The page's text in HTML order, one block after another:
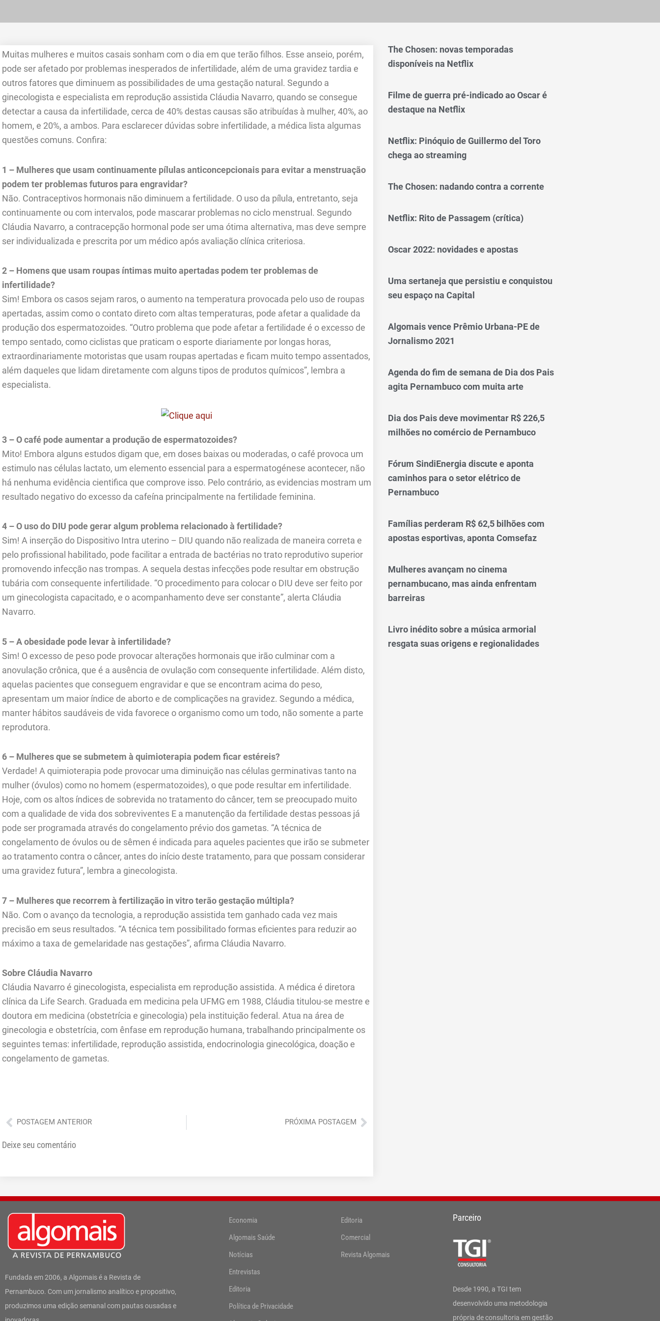
Muitas mulheres e muitos casais sonham com o dia em que terão filhos. Esse anseio, porém,
pode ser afetado por problemas inesperados de infertilidade, além de uma gravidez tardia e
outros fatores que diminuem as possibilidades de uma gestação natural. Segundo a
ginecologista e especialista em reprodução assistida Cláudia Navarro, quando se consegue
detectar a causa da infertilidade, cerca de 40% destas causas são atribuídas à mulher, 40%, ao
homem, e 20%, a ambos. Para esclarecer dúvidas sobre infertilidade, a médica lista algumas
questões comuns. Confira:
1 – Mulheres que usam continuamente pílulas anticoncepcionais para evitar a menstruação
podem ter problemas futuros para engravidar?
Não. Contraceptivos hormonais não diminuem a fertilidade. O uso da pílula, entretanto, seja
continuamente ou com intervalos, pode mascarar problemas no ciclo menstrual. Segundo
Cláudia Navarro, a contracepção hormonal pode ser uma ótima alternativa, mas deve sempre
ser individualizada e prescrita por um médico após avaliação clínica criteriosa.
2 – Homens que usam roupas íntimas muito apertadas podem ter problemas de
infertilidade?
Sim! Embora os casos sejam raros, o aumento na temperatura provocada pelo uso de roupas
apertadas, assim como o contato direto com altas temperaturas, pode afetar a qualidade da
produção dos espermatozoides. “Outro problema que pode afetar a fertilidade é o excesso de
tempo sentado, como ciclistas que praticam o esporte diariamente por longas horas,
extraordinariamente motoristas que usam roupas apertadas e ficam muito tempo assentados,
além daqueles que lidam diretamente com alguns tipos de produtos químicos”, lembra a
especialista.
3 – O café pode aumentar a produção de espermatozoides?
Mito! Embora alguns estudos digam que, em doses baixas ou moderadas, o café provoca um
estimulo nas células lactato, um elemento essencial para a espermatogénese acontecer, não
há nenhuma evidência cientifica que comprove isso. Pelo contrário, as evidencias mostram um
resultado negativo do excesso da cafeína principalmente na fertilidade feminina.
4 – O uso do DIU pode gerar algum problema relacionado à fertilidade?
Sim! A inserção do Dispositivo Intra uterino – DIU quando não realizada de maneira correta e
pelo profissional habilitado, pode facilitar a entrada de bactérias no trato reprodutivo superior
promovendo infecção nas trompas. A sequela destas infecções pode resultar em obstrução
tubária com consequente infertilidade. “O procedimento para colocar o DIU deve ser feito por
um ginecologista capacitado, e o acompanhamento deve ser constante”, alerta Cláudia
Navarro.
5 – A obesidade pode levar à infertilidade?
Sim! O excesso de peso pode provocar alterações hormonais que irão culminar com a
anovulação crônica, que é a ausência de ovulação com consequente infertilidade. Além disto,
aquelas pacientes que conseguem engravidar e que se encontram acima do peso,
apresentam um maior índice de aborto e de complicações na gravidez. Segundo a médica,
manter hábitos saudáveis de vida favorece o organismo como um todo, não somente a parte
reprodutora.
6 – Mulheres que se submetem à quimioterapia podem ficar estéreis?
Verdade! A quimioterapia pode provocar uma diminuição nas células germinativas tanto na
mulher (óvulos) como no homem (espermatozoides), o que pode resultar em infertilidade.
Hoje, com os altos índices de sobrevida no tratamento do câncer, tem se preocupado muito
com a qualidade de vida dos sobreviventes E a manutenção da fertilidade destas pessoas já
pode ser programada através do congelamento prévio dos gametas. “A técnica de
congelamento de óvulos ou de sêmen é indicada para aqueles pacientes que irão se submeter
ao tratamento contra o câncer, antes do início deste tratamento, para que possam considerar
uma gravidez futura”, lembra a ginecologista.
7 – Mulheres que recorrem à fertilização in vitro terão gestação múltipla?
Não. Com o avanço da tecnologia, a reprodução assistida tem ganhado cada vez mais
precisão em seus resultados. “A técnica tem possibilitado formas eficientes para reduzir ao
máximo a taxa de gemelaridade nas gestações”, afirma Cláudia Navarro.
Sobre Cláudia Navarro
Cláudia Navarro é ginecologista, especialista em reprodução assistida. A médica é diretora
clínica da Life Search. Graduada em medicina pela UFMG em 1988, Cláudia titulou-se mestre e
doutora em medicina (obstetrícia e ginecologia) pela instituição federal. Atua na área de
ginecologia e obstetrícia, com ênfase em reprodução humana, trabalhando principalmente os
seguintes temas: infertilidade, reprodução assistida, endocrinologia ginecológica, doação e
congelamento de gametas.
Anterior
POSTAGEM ANTERIOR PRÓXIMA POSTAGEMPróximo
Deixe seu comentário
The Chosen: novas temporadas
disponíveis na Netflix
Filme de guerra pré-indicado ao Oscar é
destaque na Netflix
Netflix: Pinóquio de Guillermo del Toro
chega ao streaming
The Chosen: nadando contra a corrente
Netflix: Rito de Passagem (crítica)
Oscar 2022: novidades e apostas
Uma sertaneja que persistiu e conquistou
seu espaço na Capital
Algomais vence Prêmio Urbana-PE de
Jornalismo 2021
Agenda do fim de semana de Dia dos Pais
agita Pernambuco com muita arte
Dia dos Pais deve movimentar R$ 226,5
milhões no comércio de Pernambuco
Fórum SindiEnergia discute e aponta
caminhos para o setor elétrico de
Pernambuco
Famílias perderam R$ 62,5 bilhões com
apostas esportivas, aponta Comsefaz
Mulheres avançam no cinema
pernambucano, mas ainda enfrentam
barreiras
Livro inédito sobre a música armorial
resgata suas origens e regionalidades
Fundada em 2006, a Algomais é a Revista de
Pernambuco. Com um jornalismo analítico e propositivo,
produzimos uma edição semanal com pautas ousadas e
Economia
Algomais Saúde
Notícias
Entrevistas
Editoria
Política de Privacidade
Editoria
Comercial
Revista Algomais
Parceiro
Desde 1990, a TGI tem
desenvolvido uma metodologia
própria de consultoria em gestão